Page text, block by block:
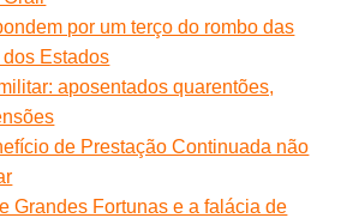
por um terço do rombo das
Estados
aposentados quarentões,
de Prestação Continuada não
Grandes Fortunas e a falácia de